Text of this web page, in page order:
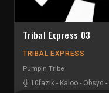
Tribal Express 03
TRIBAL EXPRESS
Pumpin Tribe
10fazik - Kaloo - Obsyd -